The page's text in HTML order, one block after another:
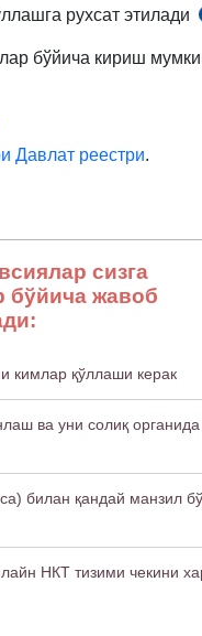
рухсат этилади
бўйича кириш
Давлат реестри.
сизга
бўйича жавоб
кимлар қўллаши керак
ва уни солиқ органида
билан қандай манзил
НКТ тизими чекини